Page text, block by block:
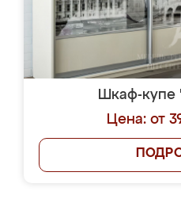
Шкаф-купе
Цена: от